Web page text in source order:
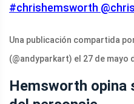
#chrishemsworth
Una publicación compartida
(@andyparkart) el 27 de mayo
Hemsworth opina